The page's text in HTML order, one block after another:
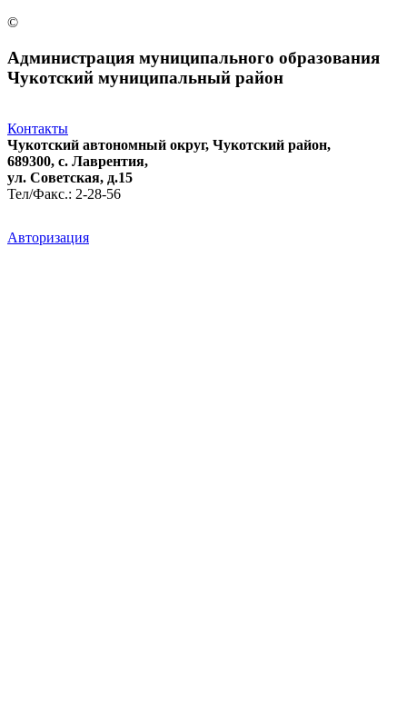
©
Администрация муниципального образования
Чукотский муниципальный район
Контакты
Чукотский автономный округ, Чукотский район,
689300, с. Лаврентия,
ул. Советская, д.15
Тел/Факс.: 2-28-56
Авторизация